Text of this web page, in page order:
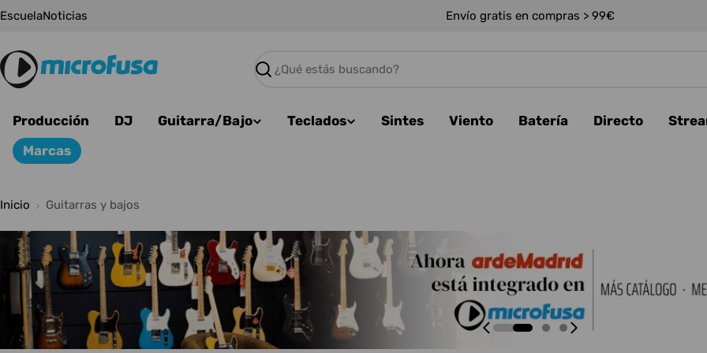
Saltar
EscuelaNoticias Envío gratis en compras > 99€
Buscar
Producción DJ Guitarra/Bajo Teclados Sintes Viento Batería Directo
Marcas
Inicio Guitarras y bajos